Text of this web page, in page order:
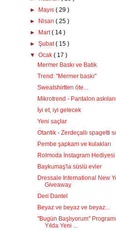
►
Mayıs( 29 )
►
Nisan( 25 )
►
Mart( 14 )
►Şubat( 15 )
▼Ocak( 17 )
Mermer Baskı ve Batik
Trend: "Mermer baskı"
Sweatshirtten öte...
Mikrotrend - Pantalon askıları
İyi et, iyi gelecek
Yeni saçlar
Otantik - Zerdeçallı spagetti
Pembe şapkam ve kulakları
Rolmoda İnstagram Hediyesi
Baykumaş'la süslü evler
Dressale International New
Giveaway
Deri Dantel
Beyaz ve beyaz ve beyaz...
''Bugün Başlıyorum''
Yılda Yeni ...